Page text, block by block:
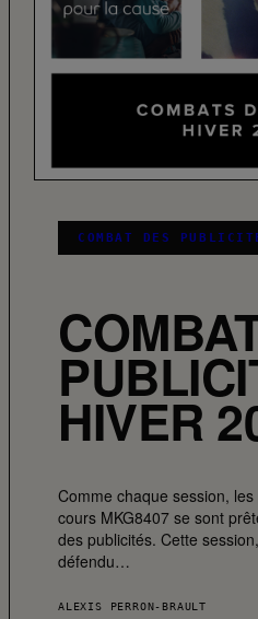
COMBAT DES
HIVER
Comme chaque session,
cours MKG8407 se sont
des publicités. Cette
défendu…
ALEXIS PERRON-BRAULT